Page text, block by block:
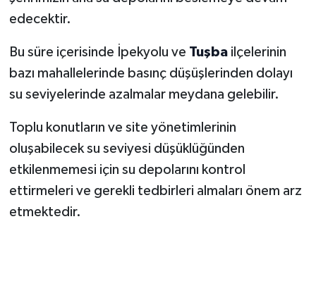
edecektir.
Bu süre içerisinde İpekyolu ve Tuşbailçelerinin
bazı mahallelerinde basınç düşüşlerinden dolayı
su seviyelerinde azalmalar meydana gelebilir.
Toplu konutların ve site yönetimlerinin
oluşabilecek su seviyesi düşüklüğünden
etkilenmemesi için su depolarını kontrol
ettirmeleri ve gerekli tedbirleri almaları önem arz
etmektedir.